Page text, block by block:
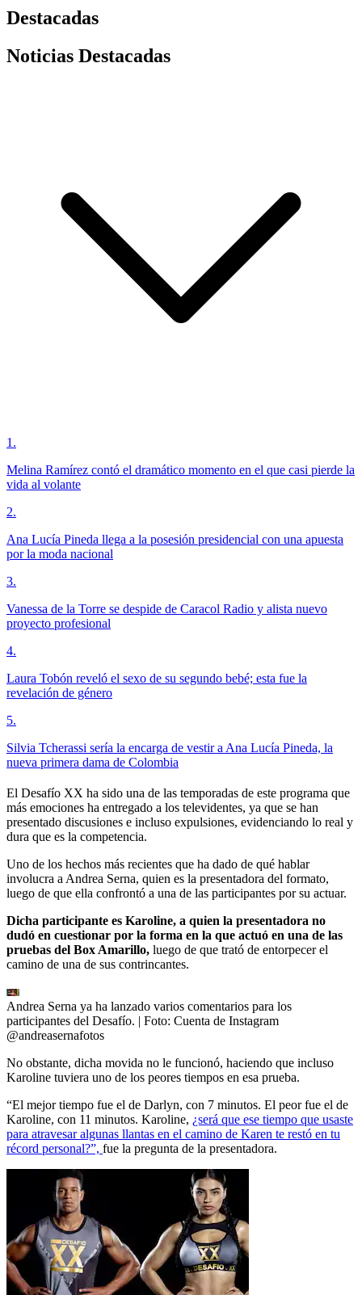
Destacadas
Noticias Destacadas
1 .
Melina Ramírez contó el dramático momento en el que casi pierde la
vida al volante
2.
Ana Lucía Pineda llega a la posesión presidencial con una apuesta
por la moda nacional
3.
Vanessa de la Torre se despide de Caracol Radio y alista nuevo
proyecto profesional
4.
Laura Tobón reveló el sexo de su segundo bebé; esta fue la
revelación de género
5.
Silvia Tcherassi sería la encarga de vestir a Ana Lucía Pineda, la
nueva primera dama de Colombia
El Desafío XX ha sido una de las temporadas de este programa que
más emociones ha entregado a los televidentes, ya que se han
presentado discusiones e incluso expulsiones, evidenciando lo real y
dura que es la competencia.
Uno de los hechos más recientes que ha dado de qué hablar
involucra a Andrea Serna, quien es la presentadora del formato,
luego de que ella confrontó a una de las participantes por su actuar.
Dicha participante es Karoline, a quien la presentadora no
dudó en cuestionar por la forma en la que actuó en una de las
pruebas del Box Amarillo, luego de que trató de entorpecer el
camino de una de sus contrincantes.
Andrea Serna ya ha lanzado varios comentarios para los
participantes del Desafío. | Foto: Cuenta de Instagram
@andreasernafotos
No obstante, dicha movida no le funcionó, haciendo que incluso
Karoline tuviera uno de los peores tiempos en esa prueba.
“El mejor tiempo fue el de Darlyn, con 7 minutos. El peor fue el de
Karoline, con 11 minutos. Karoline, ¿será que ese tiempo que usaste
para atravesar algunas llantas en el camino de Karen te restó en tu
récord personal?”, fue la pregunta de la presentadora.